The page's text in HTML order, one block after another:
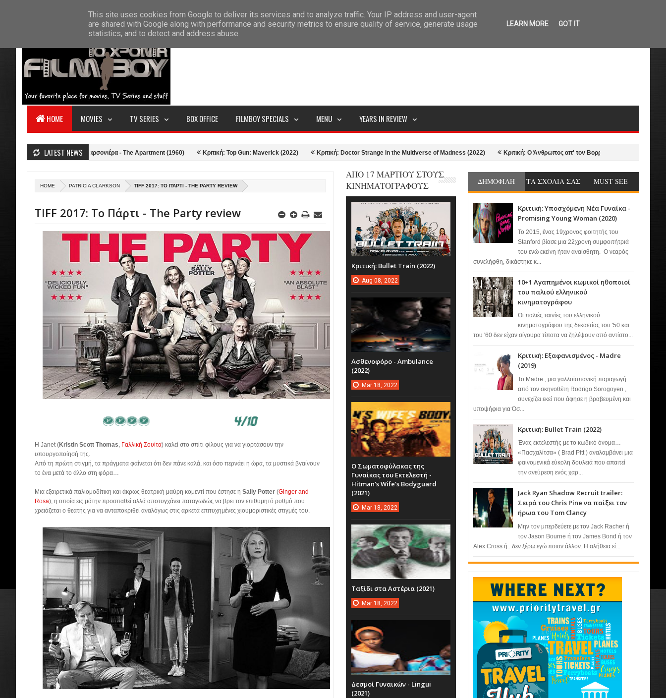
HOME ABOUT US CONTACT SITEMAP
HOME MOVIES TV SERIES BOX OFFICE FILMBOY SPECIALS MENU YEARS IN REVIEW
LATEST NEWS
Κριτική: Η Γκαρσονιέρα - The Apartment (1960) Κριτική: Top Gun: Maverick (2022) Κριτική: Doctor Strange in the Multiverse of Madness (2022) Κριτική: Ο Άνθρωπος απ' τον Βορρά - The Northman (2022)
HOME PATRICIA CLARKSON TIFF 2017: ΤΟ ΠΆΡΤΙ - THE PARTY REVIEW
TIFF 2017: Το Πάρτι - The Party review
Η Janet (Kristin Scott Thomas, Γαλλική Σουίτα) καλεί στο σπίτι φίλους για να γιορτάσουν την
υπουργοποίησή της.
Από τη πρώτη στιγμή, τα πράγματα φαίνεται ότι δεν πάνε καλά, και όσο περνάει η ώρα, τα μυστικά βγαίνουν
το ένα μετά το άλλο στη φόρα…
Μια εξαιρετικά παλιομοδίτικη και άκρως θεατρική μαύρη κομεντί που έστησε η Sally Potter (Ginger and
Rosa), η οποία εις μάτην προσπαθεί αλλά αποτυγχάνει παταγωδώς να βρει τον επιθυμητό ρυθμό που
χρειάζεται ο θεατής για να ανταποκριθεί αναλόγως στις αρκετά επιτυχημένες χιουμοριστικές στιγμές του.
ΔΗΜΟΦΙΛΗ ΤΑ ΣΧΟΛΙΑ ΣΑΣ MUST SEE
Κριτική: Υποσχόμενη Νέα Γυναίκα -
Promising Young Woman (2020)
Το 2015, ένας 19χρονος φοιτητής του
Stanford βίασε μια 22χρονη συμφοιτήτριά
του ενώ εκείνη ήταν αναίσθητη. Ο νεαρός
συνελήφθη, δικάστηκε κ...
10+1 Αγαπημένοι κωμικοί ηθοποιοί
του παλιού ελληνικού
κινηματογράφου
Οι παλιές ταινίες του ελληνικού
κινηματογράφου της δεκαετίας του '50 και
του '60 δεν είχαν σίγουρα τίποτα να ζηλέψουν από αντίστο...
Κριτική: Εξαφανισμένος - Madre
(2019)
Το Madre , μια γαλλοϊσπανική παραγωγή
από τον σκηνοθέτη Rodrigo Sorogoyen ,
συνεχίζει εκεί που άφησε η βραβευμένη και
υποψήφια για Όσ...
Κριτική: Bullet Train (2022)
Ένας εκτελεστής με το κωδικό όνομα…
«Πασχαλίτσα» ( Brad Pitt ) αναλαμβάνει μια
φαινομενικά εύκολη δουλειά που απαιτεί
την ανεύρεση ενός χαρ...
Jack Ryan Shadow Recruit trailer:
Σειρά του Chris Pine να παίξει τον
ήρωα του Tom Clancy
Μην τον μπερδεύετε με τον Jack Racher ή
τον Jason Bourne ή τον James Bond ή τον
Alex Cross ή...δεν ξέρω εγώ ποιον άλλον. Η αλήθεια εί...
ΑΠΟ 17 ΜΑΡΤΙΟΥ ΣΤΟΥΣ
ΚΙΝΗΜΑΤΟΓΡΑΦΟΥΣ
Κριτική: Bullet Train (2022)
Aug 08, 2022
Ασθενοφόρο - Ambulance
(2022)
Mar 18, 2022
Ο Σωματοφύλακας της
Γυναίκας του Εκτελεστή -
Hitman's Wife's Bodyguard
(2021)
Mar 18, 2022
Ταξίδι στα Αστέρια (2021)
Mar 18, 2022
Δεσμοί Γυναικών - Lingui
(2021)
This site uses cookies from Google to deliver its services and to analyze traffic. Your IP address and user-agent
are shared with Google along with performance and security metrics to ensure quality of service, generate usage
statistics, and to detect and address abuse.
LEARN MORE GOT IT